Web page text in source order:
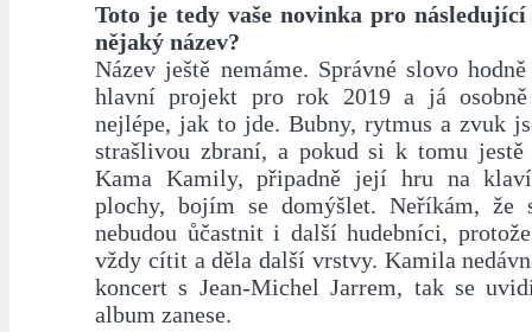
Toto je tedy vaše novinka pro
nějaký název?
Název ještě nemáme. Správné slovo
hlavní projekt pro rok 2019 a já
nejlépe, jak to jde. Bubny, rytmus a zvuk
strašlivou zbraní, a pokud si k tomu jestě
Kama Kamily, připadně její hru na
plochy, bojím se domýšlet. Neříkám, že
nebudou ůčastnit i další hudebníci,
vždy cítit a děla další vrstvy. Kamila
koncert s Jean-Michel Jarrem, tak se
album zanese.